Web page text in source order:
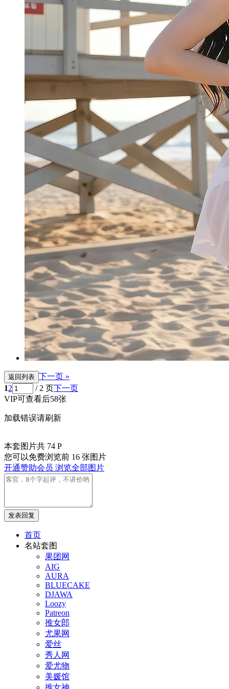
返回列表 下一页 »
12 / 2 页下一页
VIP可查看后58张
加载错误请刷新
本套图片共 74 P
您可以免费浏览前 16 张图片
开通赞助会员 浏览全部图片
发表回复
首页
名站套图
果团网
AIG
AURA
BLUECAKE
DJAWA
Loozy
Patreon
推女郎
尤果网
爱丝
秀人网
爱尤物
美媛馆
推女神